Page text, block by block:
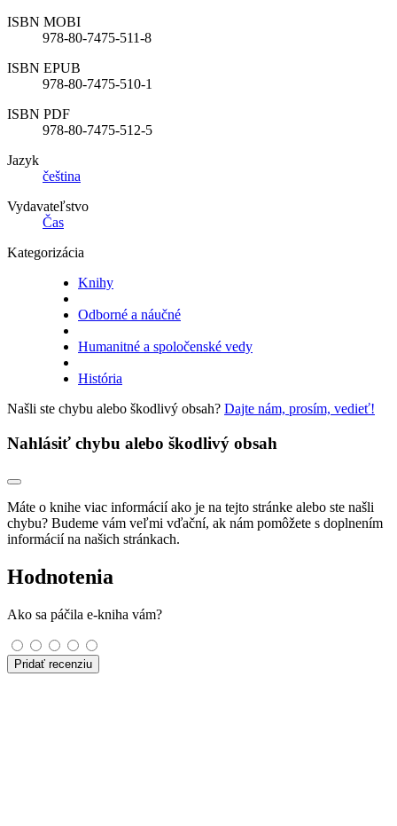
ISBN MOBI
978-80-7475-511-8
ISBN EPUB
978-80-7475-510-1
ISBN PDF
978-80-7475-512-5
Jazyk
čeština
Vydavateľstvo
Čas
Kategorizácia
Knihy
Odborné a náučné
Humanitné a spoločenské vedy
História
Našli ste chybu alebo škodlivý obsah? Dajte nám, prosím, vedieť!
Nahlásiť chybu alebo škodlivý obsah
Máte o knihe viac informácií ako je na tejto stránke alebo ste našli
chybu? Budeme vám veľmi vďační, ak nám pomôžete s doplnením
informácií na našich stránkach.
Hodnotenia
Ako sa páčila e-kniha vám?
Pridať recenziu